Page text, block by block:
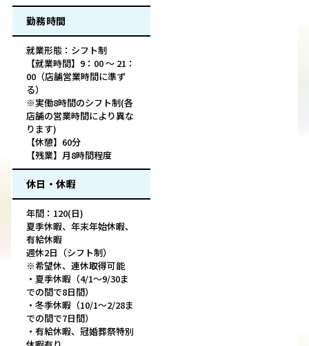
勤務時間
就業形態：シフト制
【就業時間】9：00 ～ 21：
00（店舗営業時間に準ず
る）
※実働8時間のシフト制(各
店舗の営業時間により異な
ります)
【休憩】60分
【残業】月8時間程度
休日・休暇
年間：120(日)
夏季休暇、年末年始休暇、
有給休暇
週休2日（シフト制）
※希望休、連休取得可能
・夏季休暇（4/1〜9/30ま
での間で8日間）
・冬季休暇（10/1〜2/28ま
での間で7日間）
・有給休暇、冠婚葬祭特別